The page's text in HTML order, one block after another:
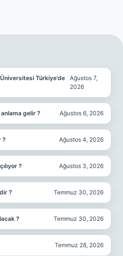
Türkiye’de
Ağustos 7,
2026
gelir ? Ağustos 6, 2026
? Ağustos 4, 2026
? Ağustos 3, 2026
? Temmuz 30, 2026
? Temmuz 30, 2026
Temmuz 28, 2026